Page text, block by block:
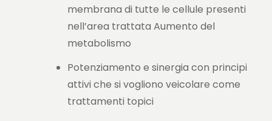
membrana di tutte le cellule presenti
nell’area trattata Aumento del
metabolismo
Potenziamento e sinergia con principi
attivi che si vogliono veicolare come
trattamenti topici